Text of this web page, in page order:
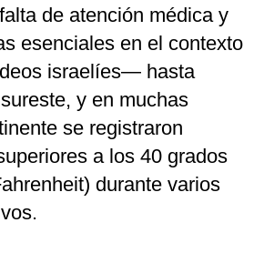
de atención médica y
esenciales en el contexto
israelíes— hasta
y en muchas
se registraron
a los 40 grados
durante varios